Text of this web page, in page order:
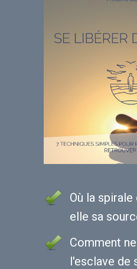
Où la
elle sa
Comment
l'esclave de